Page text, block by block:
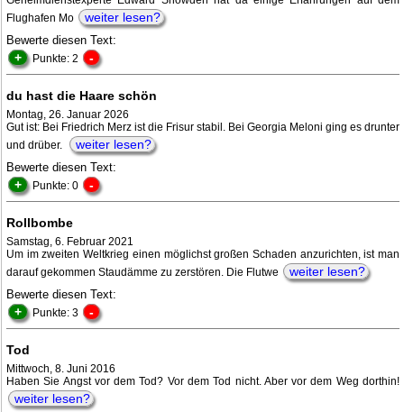
Flughafen Mo
weiter lesen?
Bewerte diesen Text:
+ Punkte: 2 -
du hast die Haare schön
Montag, 26. Januar 2026
Gut ist: Bei Friedrich Merz ist die Frisur stabil. Bei Georgia Meloni ging es drunter
und drüber.
weiter lesen?
Bewerte diesen Text:
+ Punkte: 0 -
Rollbombe
Samstag, 6. Februar 2021
Um im zweiten Weltkrieg einen möglichst großen Schaden anzurichten, ist man
darauf gekommen Staudämme zu zerstören. Die Flutwe
weiter lesen?
Bewerte diesen Text:
+ Punkte: 3 -
Tod
Mittwoch, 8. Juni 2016
Haben Sie Angst vor dem Tod? Vor dem Tod nicht. Aber vor dem Weg dorthin!
weiter lesen?